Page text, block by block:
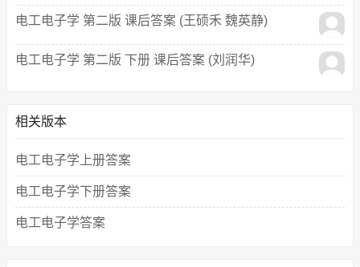
电工电子学 第二版 课后答案 (王硕禾 魏英静)
电工电子学 第二版 下册 课后答案 (刘润华)
相关版本
电工电子学上册答案
电工电子学下册答案
电工电子学答案